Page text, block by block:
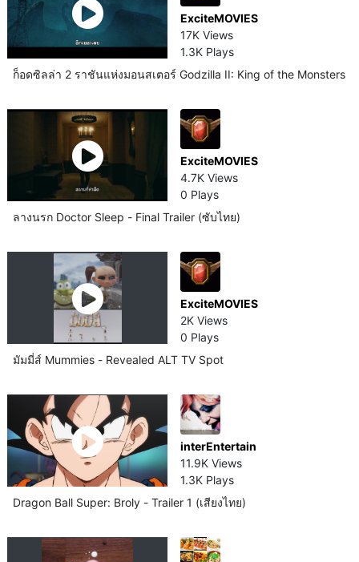
ExciteMOVIES
17K Views
1.3K Plays
ก็อดซิลล่า 2 ราชันแห่งมอนสเตอร์ Godzilla II: King of the Monsters
ExciteMOVIES
4.7K Views
0 Plays
ลางนรก Doctor Sleep - Final Trailer (ซับไทย)
ExciteMOVIES
2K Views
0 Plays
มัมมี่ส์ Mummies - Revealed ALT TV Spot
interEntertain
11.9K Views
1.3K Plays
Dragon Ball Super: Broly - Trailer 1 (เสียงไทย)